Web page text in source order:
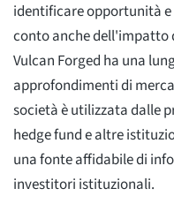
identificare opportunità
conto anche dell'impatto
Vulcan Forged ha una
approfondimenti di
società è utilizzata dalle
hedge fund e altre
una fonte affidabile di
investitori istituzionali.